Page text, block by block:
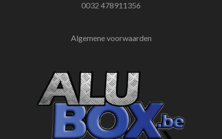
0032 478911356
Algemene voorwaarden